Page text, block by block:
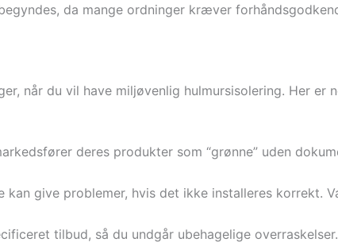
da mange ordninger kræver
når du vil have miljøvenlig hulmursisolering. Her er
deres produkter som “grønne” uden
kan give problemer, hvis det ikke installeres korrekt.
tilbud, så du undgår ubehagelige overraskelser.